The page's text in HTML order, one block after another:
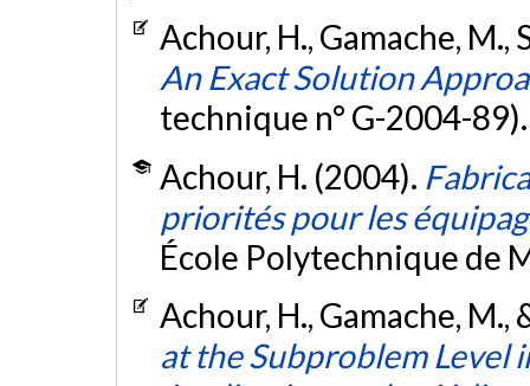
Achour, H., Gamache, M.,
An Exact Solution
technique n° G-2004-
Achour, H. (2004).
priorités pour les
École Polytechnique de
Achour, H., Gamache, M.,
at the Subproblem Level